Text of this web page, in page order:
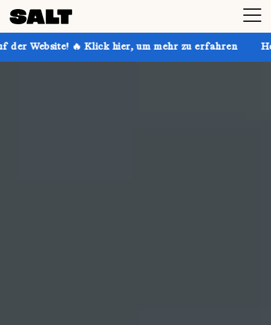
hier, um mehr zu erfahren Hol dir bis zu 30 %